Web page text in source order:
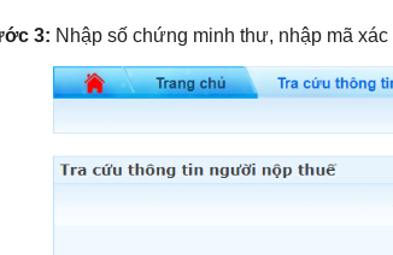
3: Nhập số chứng minh thư, nhập mã